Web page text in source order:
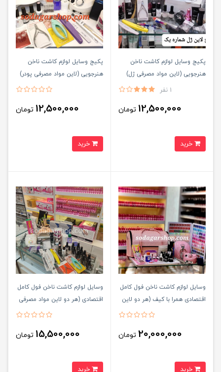
پکیج وسایل لوازم کاشت ناخن
هنرجویی (لاین مواد مصرفی ژل)
1 نفر
12,500,000 تومان
پکیج وسایل لوازم کاشت ناخن
هنرجویی (لاین مواد مصرفی پودر)
12,500,000 تومان
وسایل لوازم کاشت ناخن فول کامل
اقتصادی همرا با کیف (هر دو لاین
مواد مصرفی پودر و ژل دارد)
20,000,000 تومان
وسایل لوازم کاشت ناخن فول کامل
اقتصادی (هر دو لاین مواد مصرفی
15,500,000 تومان